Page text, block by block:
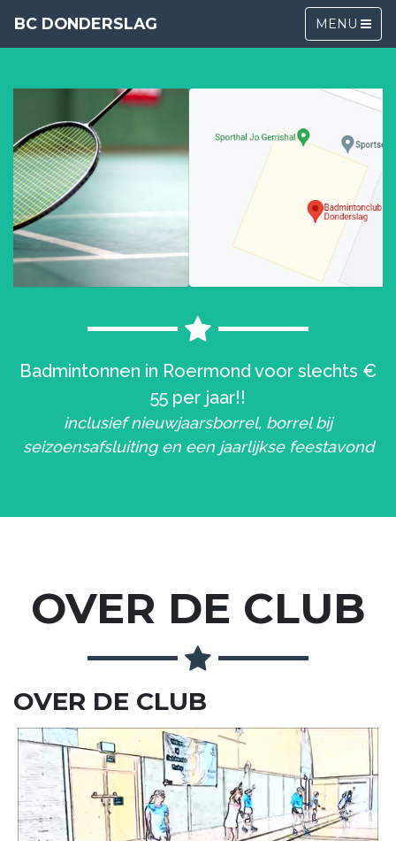
BC DONDERSLAG MENU
Badmintonnen in Roermond voor slechts €
55 per jaar!!
inclusief nieuwjaarsborrel, borrel bij
seizoensafsluiting en een jaarlijkse feestavond
OVER DE CLUB
OVER DE CLUB